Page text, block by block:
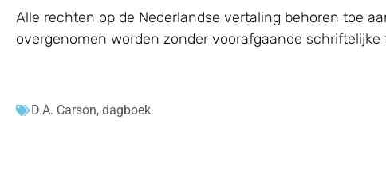
Alle rechten op de Nederlandse vertaling behoren toe
overgenomen worden zonder voorafgaande
D.A. Carson, dagboek